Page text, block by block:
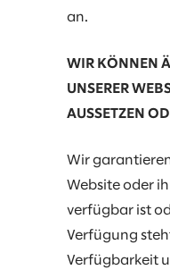
an.
WIR KÖNNEN
UNSERER
AUSSETZEN
Wir
Website oder
verfügbar ist
Verfügung
Verfügbarkeit